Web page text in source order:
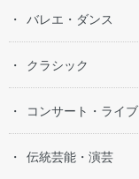
バレエ・ダンス
クラシック
コンサート・ライブ
伝統芸能・演芸